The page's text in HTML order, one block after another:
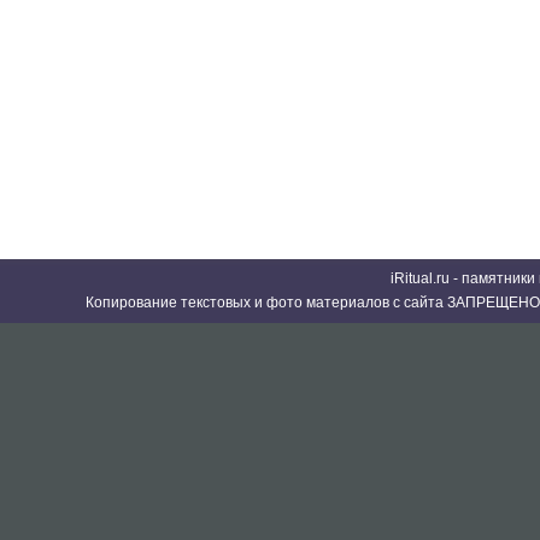
iRitual.ru -
Копирование текстовых и фото материалов с сайта